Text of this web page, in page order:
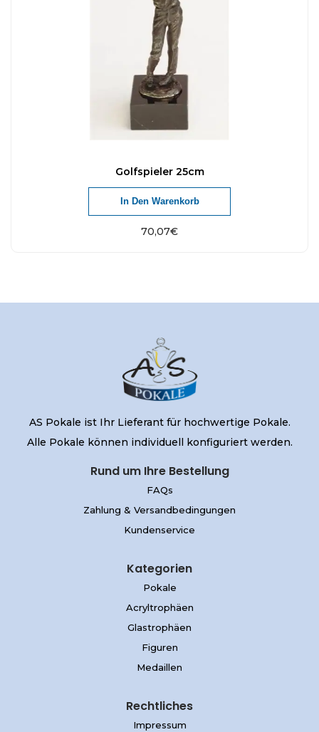
Golfspieler 25cm
70,07€
In Den Warenkorb
AS Pokale ist Ihr Lieferant für hochwertige Pokale.
Alle Pokale können individuell konfiguriert werden.
Rund um Ihre Bestellung
FAQs
Zahlung & Versandbedingungen
Kundenservice
Kategorien
Pokale
Acryltrophäen
Glastrophäen
Figuren
Medaillen
Rechtliches
Impressum